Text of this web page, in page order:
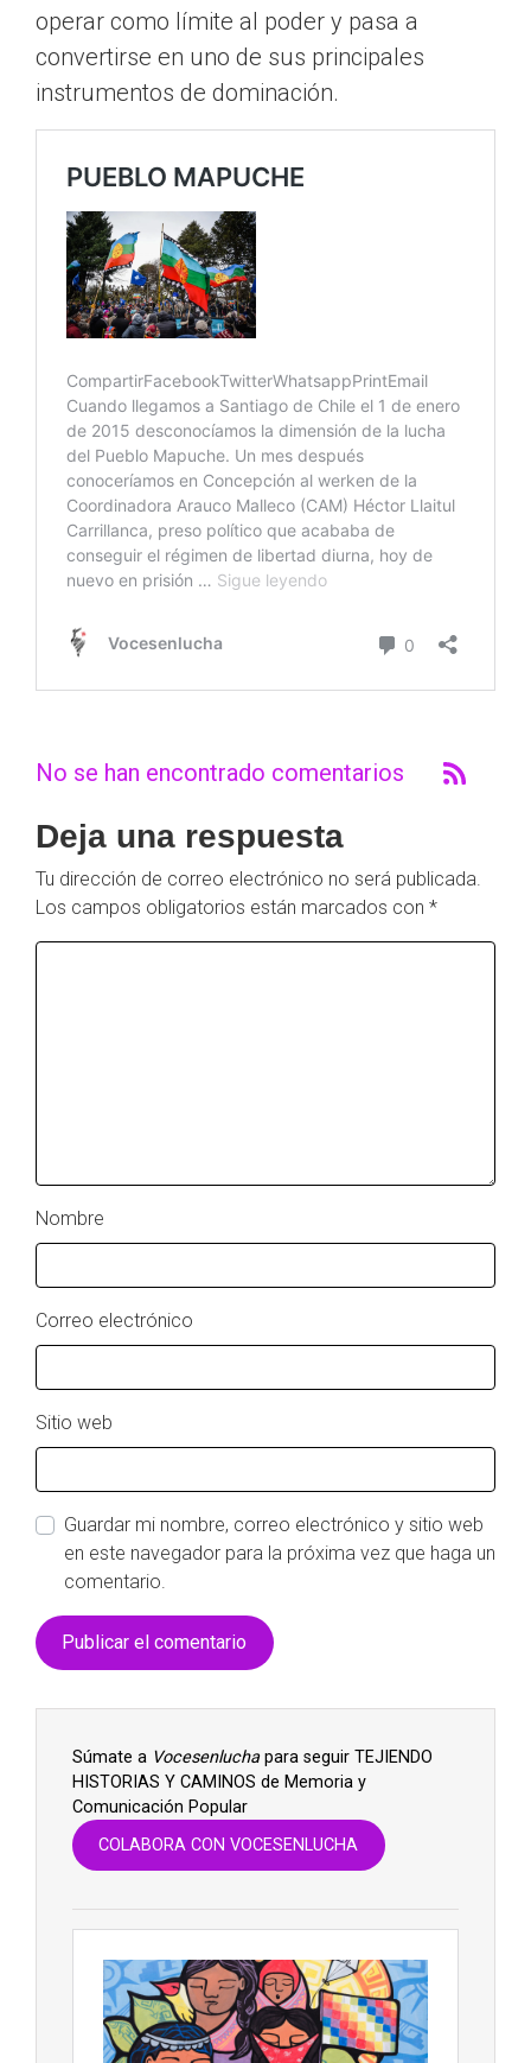
operar como límite al poder y pasa a
convertirse en uno de sus principales
instrumentos de dominación.
No se han encontrado comentarios
Deja una respuesta
Tu dirección de correo electrónico no será publicada.
Los campos obligatorios están marcados con *
Nombre
Correo electrónico
Sitio web
Guardar mi nombre, correo electrónico y sitio web
en este navegador para la próxima vez que haga un
comentario.
Súmate a Vocesenluchapara seguir TEJIENDO
HISTORIAS Y CAMINOS de Memoria y
Comunicación Popular
COLABORA CON VOCESENLUCHA